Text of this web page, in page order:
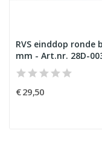
RVS einddop ronde
mm - Art.nr. 28D-
€ 29,50